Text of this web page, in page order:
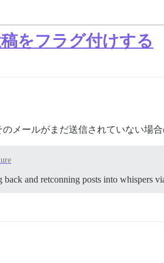
をフラグ付けする
メールがまだ送信されていない場
and retconning posts into whispers